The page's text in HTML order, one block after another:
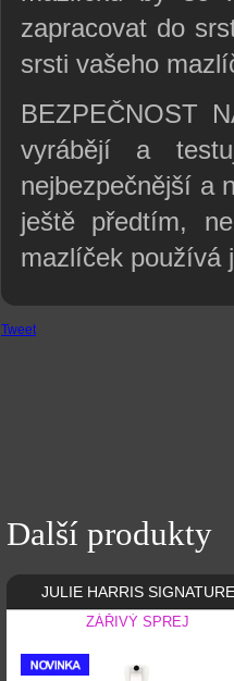
zapracovat do
srsti vašeho
BEZPEČNOST
vyrábějí a
nejbezpečnější a
ještě předtím,
mazlíček používá
Tweet
Další produkty
JULIE HARRIS SIGNATURE
ZÁŘIVÝ SPREJ